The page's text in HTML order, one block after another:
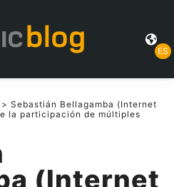
ES
> Sebastián Bellagamba (Internet
la participación de múltiples
(Internet